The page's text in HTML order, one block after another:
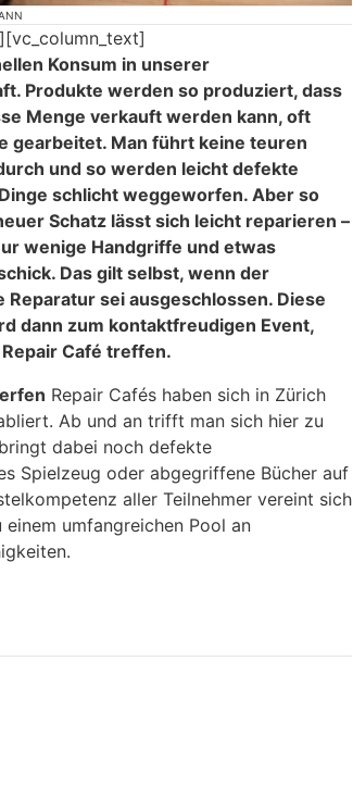
Konsum in unserer
Produkte werden so produziert, dass
Menge verkauft werden kann, oft
gearbeitet. Man führt keine teuren
und so werden leicht defekte
schlicht weggeworfen. Aber so
Schatz lässt sich leicht reparieren –
wenige Handgriffe und etwas
Das gilt selbst, wenn der
Reparatur sei ausgeschlossen. Diese
dann zum kontaktfreudigen Event,
Café treffen.
Repair Cafés haben sich in Zürich
Ab und an trifft man sich hier zu
dabei noch defekte
Spielzeug oder abgegriffene Bücher auf
aller Teilnehmer vereint sich
einem umfangreichen Pool an